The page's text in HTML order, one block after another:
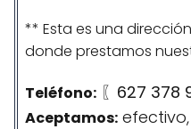
** Esta es una
donde prestamos
Teléfono: 〖627 378
Aceptamos: